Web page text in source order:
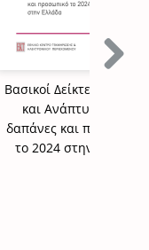
Βασικοί Δείκτες
και Ανάπτυξης για
δαπάνες και προσωπικό
το 2024 στην Ελλάδα